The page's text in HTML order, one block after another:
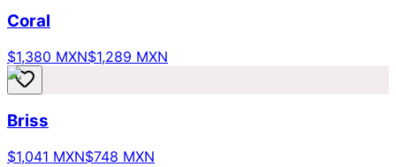
Coral
$1,380 MXN$1,289 MXN
Briss
$1,041 MXN$748 MXN